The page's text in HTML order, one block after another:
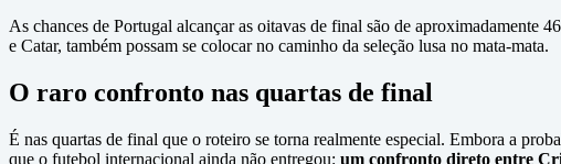
As chances de Portugal alcançar as oitavas de final são de aproximadamente
e Catar, também possam se colocar no caminho da seleção lusa no mata-mata.
O raro confronto nas quartas de final
É nas quartas de final que o roteiro se torna realmente especial. Embora a
que o futebol internacional ainda não entregou: um confronto direto entre